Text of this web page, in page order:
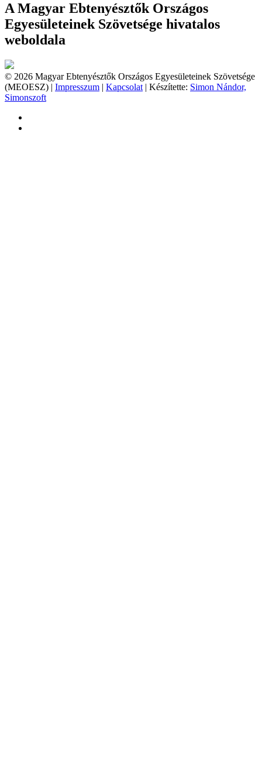
A Magyar Ebtenyésztők Országos
Egyesületeinek Szövetsége hivatalos
weboldala
© 2026 Magyar Ebtenyésztők Országos Egyesületeinek Szövetsége
(MEOESZ) | Impresszum | Kapcsolat | Készítette: Simon Nándor,
Simonszoft